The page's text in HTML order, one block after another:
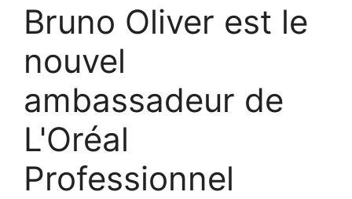
Bruno Oliver est le
nouvel
ambassadeur de
L'Oréal
Professionnel